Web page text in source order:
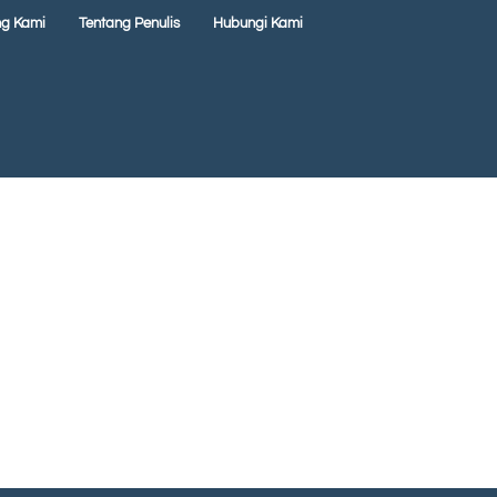
Kami Tentang Penulis Hubungi Kami